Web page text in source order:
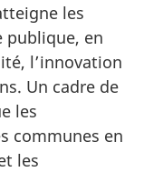
les
publique, en
l’innovation
Un cadre de
les
communes en
les